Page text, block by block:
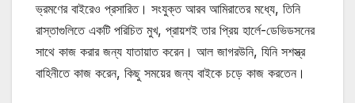
ভ্রমণের বাইরেও প্রসারিত। সংযুক্ত আরব আমিরাতের মধ্যে, তিনি
রাস্তাগুলিতে একটি পরিচিত মুখ, প্রায়শই তার প্রিয় হার্লে-ডেভিডসনের
সাথে কাজ করার জন্য যাতায়াত করেন। আল জাগরউনি, যিনি সশস্ত্র
বাহিনীতে কাজ করেন, কিছু সময়ের জন্য বাইকে চড়ে কাজ করতেন।